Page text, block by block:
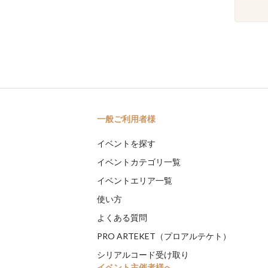
一般ご利用者様
イベントを探す
イベントカテゴリ一覧
イベントエリア一覧
使い方
よくある質問
PRO ARTEKET（プロアルテケト）
シリアルコード受け取り